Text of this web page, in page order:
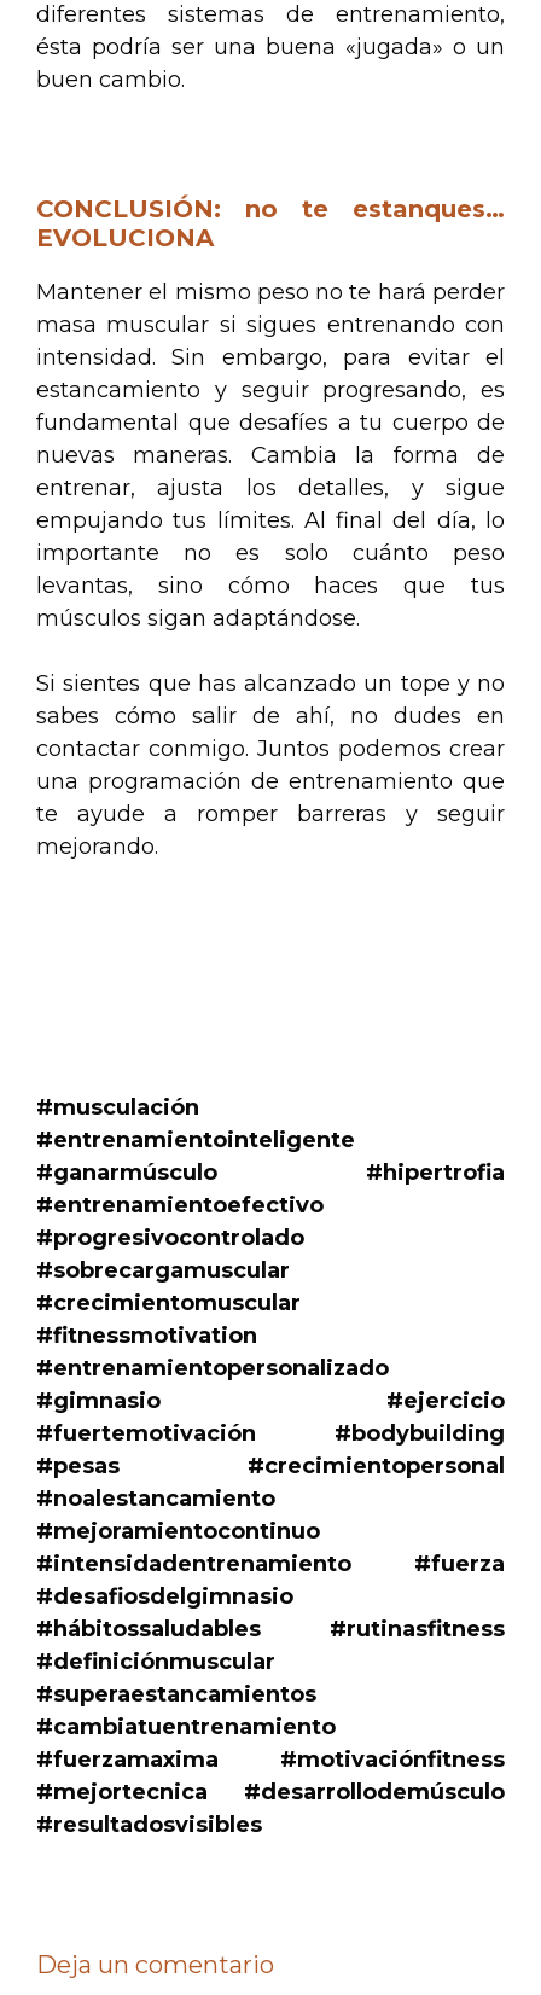
diferentes sistemas de entrenamiento,
ésta podría ser una buena «jugada» o un
buen cambio.
CONCLUSIÓN: no te estanques…
EVOLUCIONA
Mantener el mismo peso no te hará perder
masa muscular si sigues entrenando con
intensidad. Sin embargo, para evitar el
estancamiento y seguir progresando, es
fundamental que desafíes a tu cuerpo de
nuevas maneras. Cambia la forma de
entrenar, ajusta los detalles, y sigue
empujando tus límites. Al final del día, lo
importante no es solo cuánto peso
levantas, sino cómo haces que tus
músculos sigan adaptándose.
Si sientes que has alcanzado un tope y no
sabes cómo salir de ahí, no dudes en
contactar conmigo. Juntos podemos crear
una programación de entrenamiento que
te ayude a romper barreras y seguir
mejorando.
#musculación
#entrenamientointeligente
#ganarmúsculo #hipertrofia
#entrenamientoefectivo
#progresivocontrolado
#sobrecargamuscular
#crecimientomuscular
#fitnessmotivation
#entrenamientopersonalizado
#gimnasio #ejercicio
#fuertemotivación #bodybuilding
#pesas #crecimientopersonal
#noalestancamiento
#mejoramientocontinuo
#intensidadentrenamiento #fuerza
#desafiosdelgimnasio
#hábitossaludables #rutinasfitness
#definiciónmuscular
#superaestancamientos
#cambiatuentrenamiento
#fuerzamaxima #motivaciónfitness
#mejortecnica #desarrollodemúsculo
#resultadosvisibles
Deja un comentario